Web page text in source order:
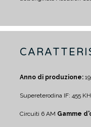
Anno di produzione:
Supereterodina IF: 455
Circuiti 6 AM Gamme